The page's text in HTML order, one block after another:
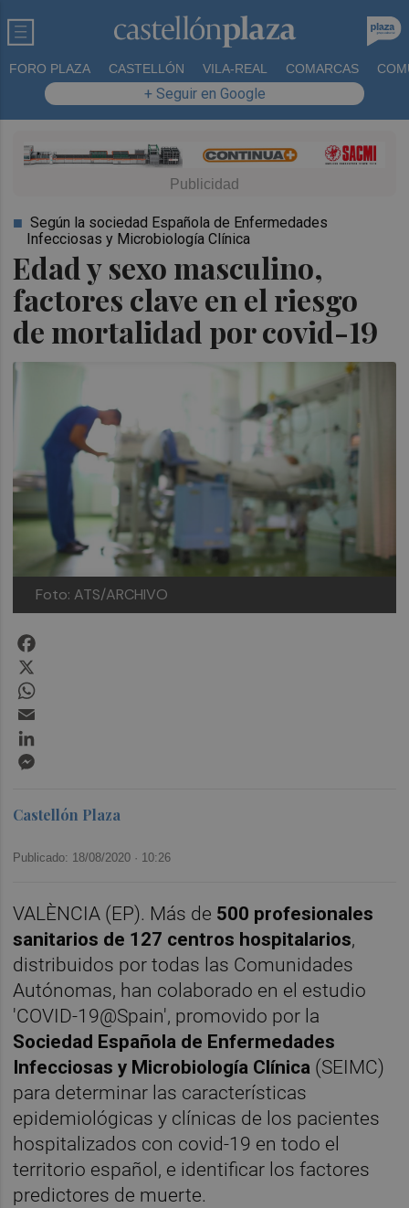
FORO PLAZA CASTELLÓN VILA-REAL COMARCAS
+ Seguir en Google
Edad y sexo masculino,
factores clave en el riesgo
de mortalidad por covid-19
Según la sociedad Española de Enfermedades
Infecciosas y Microbiología Clínica
Foto: ATS/ARCHIVO
Castellón Plaza
Publicado: 18/08/2020 · 10:26
VALÈNCIA (EP). Más de 500 profesionales
sanitarios de 127 centros hospitalarios,
distribuidos por todas las Comunidades
Autónomas, han colaborado en el estudio
'COVID-19@Spain', promovido por la
Sociedad Española de Enfermedades
Infecciosas y Microbiología Clínica (SEIMC)
para determinar las características
epidemiológicas y clínicas de los pacientes
hospitalizados con covid-19 en todo el
territorio español, e identificar los factores
predictores de muerte.